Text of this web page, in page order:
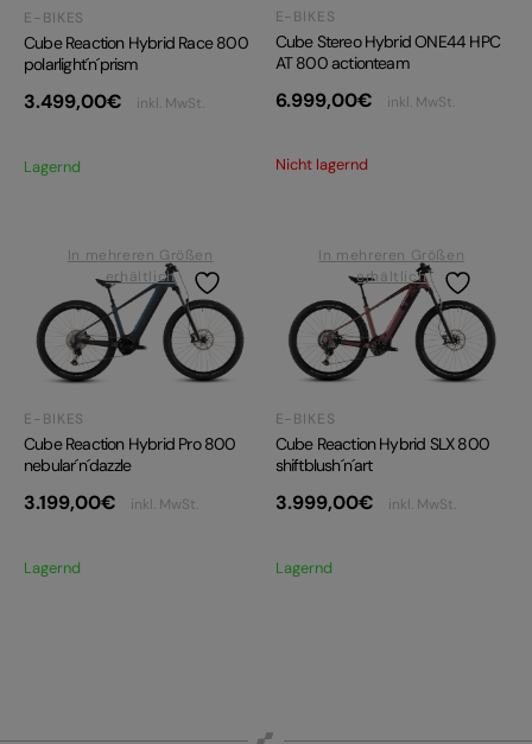
E-BIKES
Cube Reaction Hybrid Race 800
polarlight´n´prism
3.499,00€ inkl. MwSt.
Lagernd
E-BIKES
Cube Stereo Hybrid ONE44 HPC
AT 800 actionteam
6.999,00€ inkl. MwSt.
Nicht lagernd
In mehreren Größen
erhältlich
E-BIKES
Cube Reaction Hybrid Pro 800
nebular´n´dazzle
3.199,00€ inkl. MwSt.
Lagernd
In mehreren Größen
erhältlich
E-BIKES
Cube Reaction Hybrid SLX 800
shiftblush´n´art
3.999,00€ inkl. MwSt.
Lagernd